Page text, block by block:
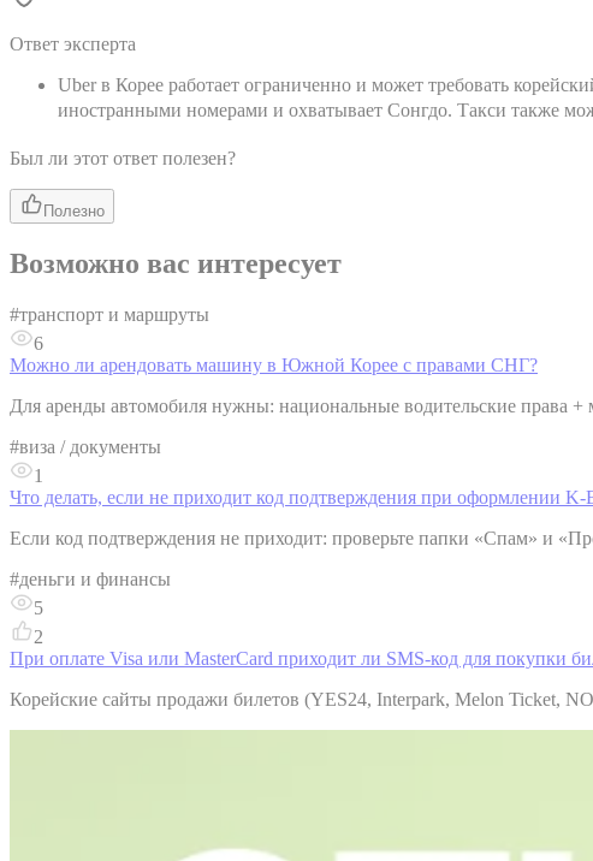
Ответ эксперта
Uber в Корее работает ограниченно и может требовать
иностранными номерами и охватывает Сонгдо. Такси также
Был ли этот ответ полезен?
Полезно
Возможно вас интересует
#транспорт и маршруты
6
Можно ли арендовать машину в Южной Корее с правами СНГ?
Для аренды автомобиля нужны: национальные водительские права +
#виза / документы
1
Что делать, если не приходит код подтверждения при оформлении K-
Если код подтверждения не приходит: проверьте папки «Спам» и
#деньги и финансы
5
2
При оплате Visa или MasterCard приходит ли SMS-код для покупки
Корейские сайты продажи билетов (YES24, Interpark, Melon Ticket,